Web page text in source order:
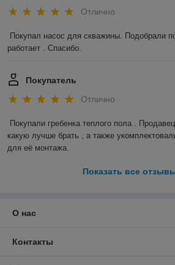
Отлично
Покупал насос для скважины. Подобрали
работает . Спасибо.
Покупатель
Отлично
Покупали гребенка теплого пола .
какую лучше брать , а также
для её монтажа.
Показать все
О нас
Контакты